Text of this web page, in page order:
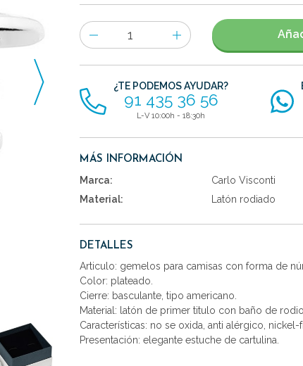
Número
de
artículos
¿TE PODEMOS AYUDAR?
91 435 36 56
L-V 10:00h - 18:30h
MÁS INFORMACIÓN
Marca:
Carlo Visconti
Material:
Latón rodiado
DETALLES
Articulo: gemelos para camisas con forma de
Color: plateado.
Cierre: basculante, tipo americano.
Material: latón de primer titulo con baño de
Características: no se oxida, anti alérgico, nickel-
Presentación: elegante estuche de cartulina.